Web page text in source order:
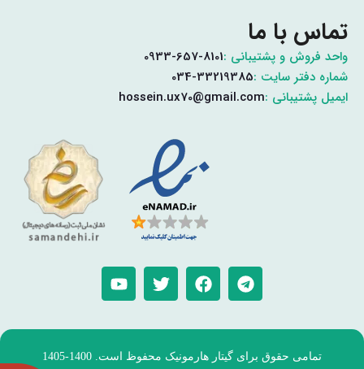
تماس با ما
واحد فروش و پشتیبانی :0933-657-8101
شماره دفتر سایت :034-33219385
ایمیل پشتیبانی :hossein.ux70@gmail.com
تمامی حقوق برای گیتار هارمونیک محفوظ است. 1400-1405